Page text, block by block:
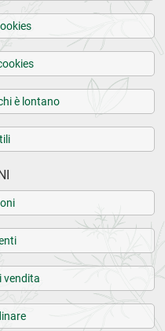
è lontano
vendita